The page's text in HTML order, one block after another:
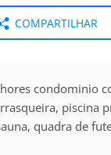
COMPARTILHAR
condominio
piscina
quadra de